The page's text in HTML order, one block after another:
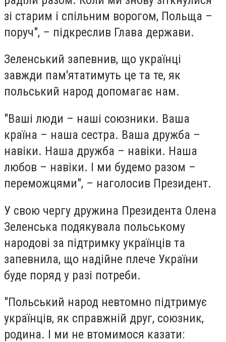
зі старим і спільним ворогом, Польща –
поруч", – підкреслив Глава держави.
Зеленський запевнив, що українці
завжди пам'ятатимуть це та те, як
польський народ допомагає нам.
"Ваші люди – наші союзники. Ваша
країна – наша сестра. Ваша дружба –
навіки. Наша дружба – навіки. Наша
любов – навіки. І ми будемо разом –
переможцями", – наголосив Президент.
У свою чергу дружина Президента Олена
Зеленська подякувала польському
народові за підтримку українців та
запевнила, що надійне плече України
буде поряд у разі потреби.
"Польський народ невтомно підтримує
українців, як справжній друг, союзник,
родина. І ми не втомимося казати: